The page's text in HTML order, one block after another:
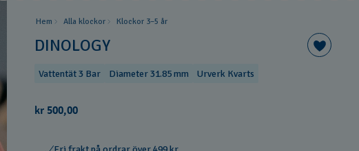
Hem Alla klockor Klockor 3–5 år
DINOLOGY
Vattentät 3 Bar Diameter 31.85 mm Urverk Kvarts
kr 500,00